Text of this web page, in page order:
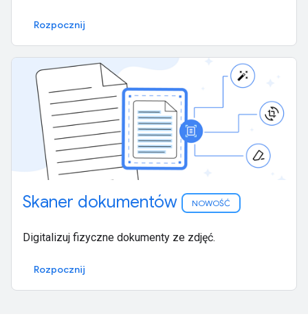
Rozpocznij
Skaner dokumentów NOWOŚĆ
Digitalizuj fizyczne dokumenty ze zdjęć.
Rozpocznij